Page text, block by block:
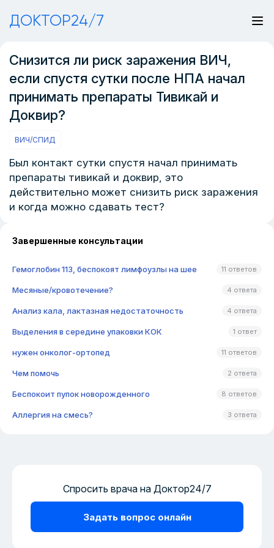
ДОКТОР24/7
Снизится ли риск заражения ВИЧ,
если спустя сутки после НПА начал
принимать препараты Тивикай и
Доквир?
ВИЧ/СПИД
Был контакт сутки спустя начал принимать
препараты тивикай и доквир, это
действительно может снизить риск заражения
и когда можно сдавать тест?
Завершенные консультации
Гемоглобин 113, беспокоят лимфоузлы на шее 11 ответов
Месяные/кровотечение? 4 ответа
Анализ кала, лактазная недостаточность 4 ответа
Выделения в середине упаковки КОК 1 ответ
нужен онколог-ортопед 11 ответов
Чем помочь 2 ответа
Беспокоит пупок новорожденного 8 ответов
Аллергия на смесь? 3 ответа
Спросить врача на Доктор24/7
Задать вопрос онлайн